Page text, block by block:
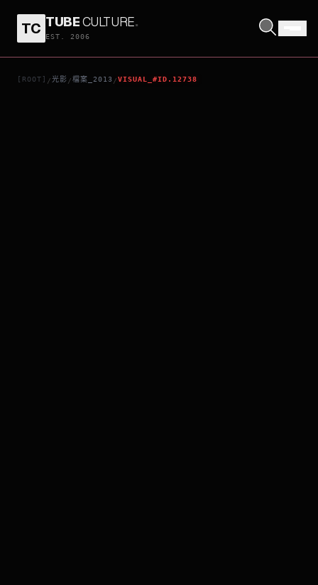
TC TUBECULTURE.
EST. 2006
[ROOT] /光影 /檔案_2013 /VISUAL_#ID.12738
STARRED UP